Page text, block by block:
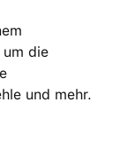
die
und mehr.